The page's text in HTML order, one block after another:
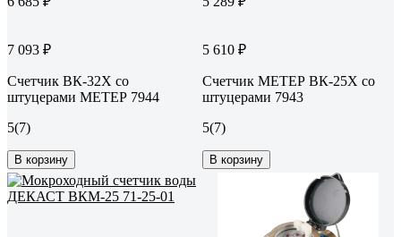
7 093 ₽
Счетчик ВК-32Х со
штуцерами МЕТЕР 7944
5(7)
В корзину
5 610 ₽
Счетчик МЕТЕР ВК-25Х со
штуцерами 7943
5(7)
В корзину